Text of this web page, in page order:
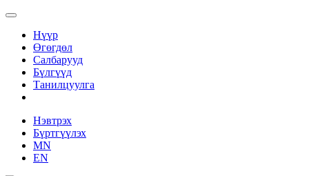
Нүүр
Өгөгдөл
Салбарууд
Бүлгүүд
Танилцуулга
Нэвтрэх
Бүртгүүлэх
MN
EN